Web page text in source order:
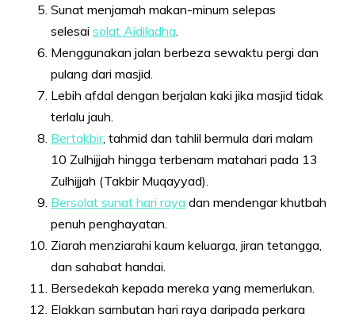
Sunat menjamah makan-minum selepas
selesai solat Aidiladha
Menggunakan jalan berbeza sewaktu pergi dan
pulang dari masjid.
Lebih afdal dengan berjalan kaki jika masjid tidak
terlalu jauh.
Bertakbir, tahmid dan tahlil bermula dari malam
10 Zulhijjah hingga terbenam matahari pada 13
Zulhijjah (Takbir Muqayyad).
Bersolat sunat hari raya dan mendengar khutbah
penuh penghayatan.
Ziarah menziarahi kaum keluarga, jiran tetangga,
dan sahabat handai.
Bersedekah kepada mereka yang memerlukan.
Elakkan sambutan hari raya daripada perkara